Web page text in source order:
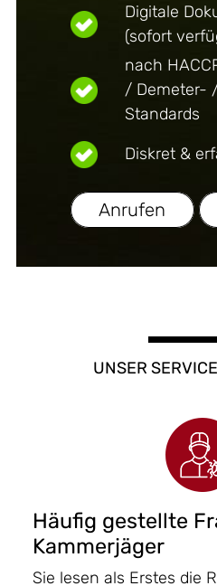
Digitale
(sofort
nach
/ Demeter-
Standards
Diskret &
Anrufen
UNSER
Häufig gestellte
Kammerjäger
Sie lesen als Erstes die